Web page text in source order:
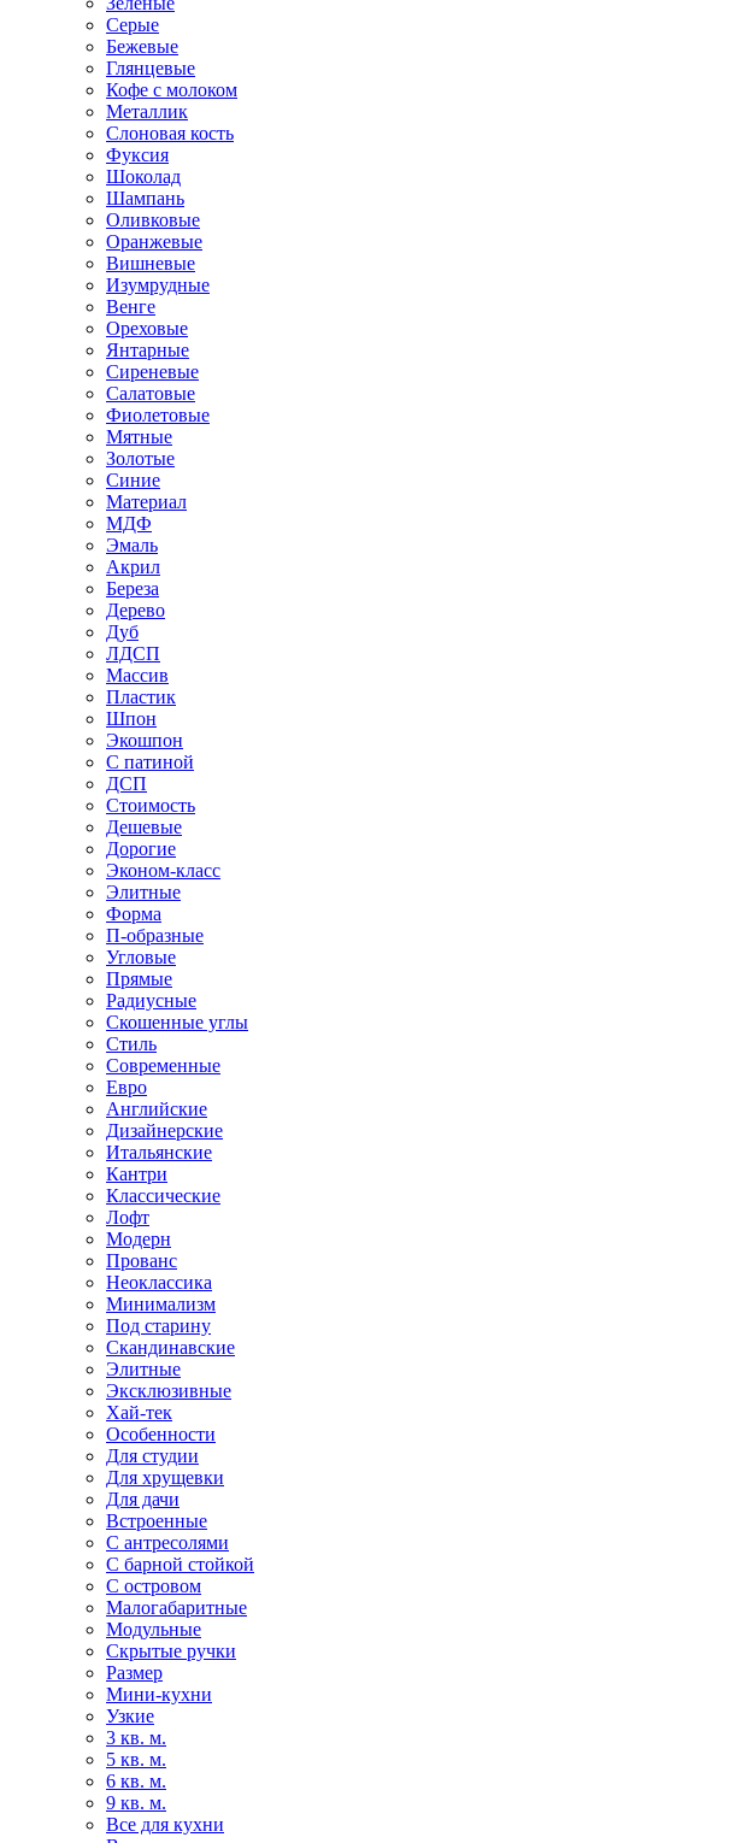
Серые
Бежевые
Глянцевые
Кофе с молоком
Металлик
Слоновая кость
Фуксия
Шоколад
Шампань
Оливковые
Оранжевые
Вишневые
Изумрудные
Венге
Ореховые
Янтарные
Сиреневые
Салатовые
Фиолетовые
Мятные
Золотые
Синие
Материал
МДФ
Эмаль
Акрил
Береза
Дерево
Дуб
ЛДСП
Массив
Пластик
Шпон
Экошпон
С патиной
ДСП
Стоимость
Дешевые
Дорогие
Эконом-класс
Элитные
Форма
П-образные
Угловые
Прямые
Радиусные
Скошенные углы
Стиль
Современные
Евро
Английские
Дизайнерские
Итальянские
Кантри
Классические
Лофт
Модерн
Прованс
Неоклассика
Минимализм
Под старину
Скандинавские
Элитные
Эксклюзивные
Хай-тек
Особенности
Для студии
Для хрущевки
Для дачи
Встроенные
С антресолями
С барной стойкой
С островом
Малогабаритные
Модульные
Скрытые ручки
Размер
Мини-кухни
Узкие
3 кв. м.
5 кв. м.
6 кв. м.
9 кв. м.
Все для кухни